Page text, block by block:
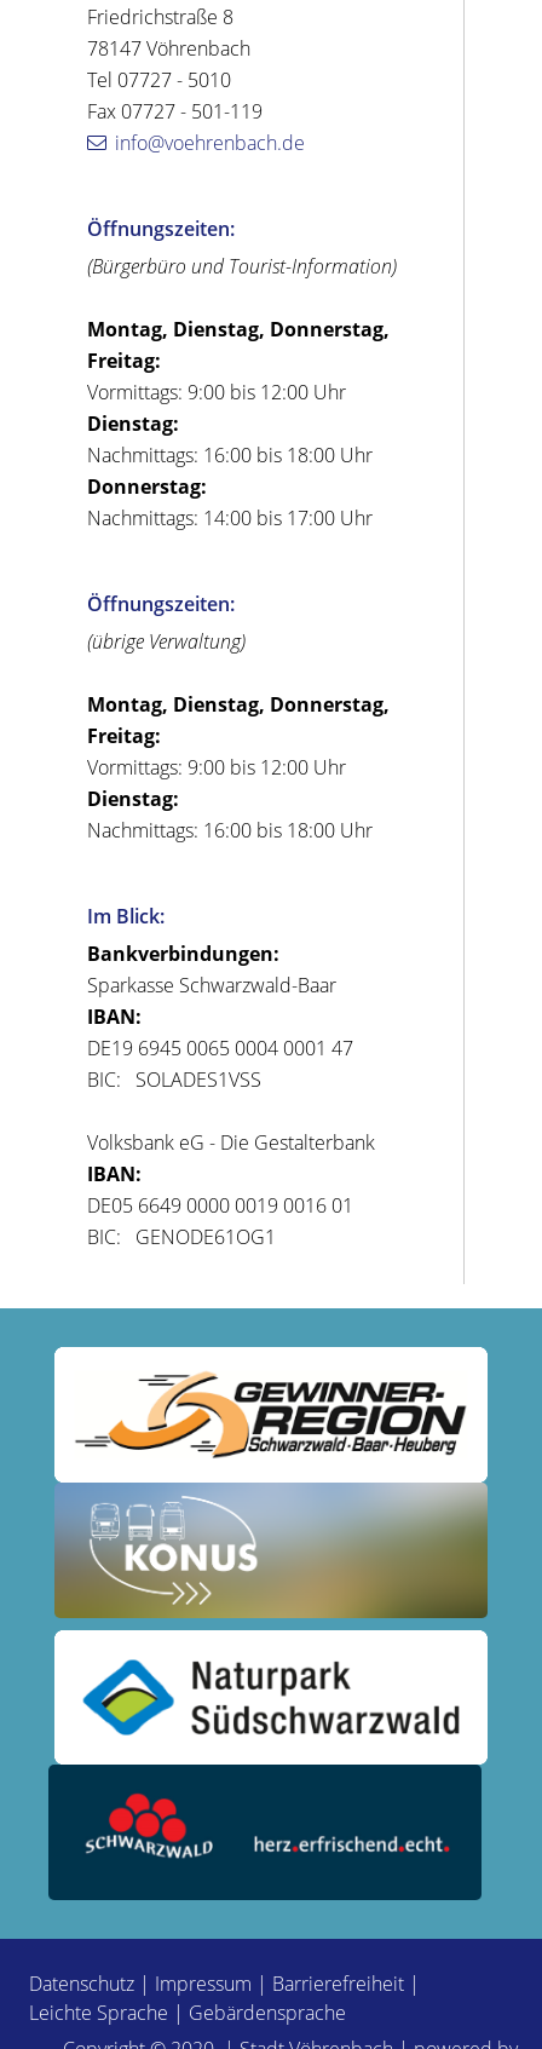
Friedrichstraße 8
78147 Vöhrenbach
Tel 07727 - 5010
Fax 07727 - 501-119
info@voehrenbach.de
Öffnungszeiten:
(Bürgerbüro und Tourist-Information)
Montag, Dienstag, Donnerstag,
Freitag:
Vormittags: 9:00 bis 12:00 Uhr
Dienstag:
Nachmittags: 16:00 bis 18:00 Uhr
Donnerstag:
Nachmittags: 14:00 bis 17:00 Uhr
Öffnungszeiten:
(übrige Verwaltung)
Montag, Dienstag, Donnerstag,
Freitag:
Vormittags: 9:00 bis 12:00 Uhr
Dienstag:
Nachmittags: 16:00 bis 18:00 Uhr
Im Blick:
Bankverbindungen:
Sparkasse Schwarzwald-Baar
IBAN:
DE19 6945 0065 0004 0001 47
BIC: SOLADES1VSS
Volksbank eG - Die Gestalterbank
IBAN:
DE05 6649 0000 0019 0016 01
BIC: GENODE61OG1
Datenschutz | Impressum | Barrierefreiheit |
Leichte Sprache | Gebärdensprache